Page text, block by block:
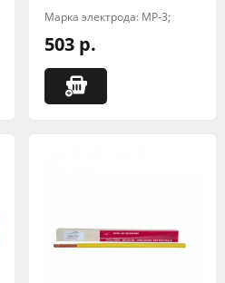
Марка электрода: МР-3;
503 р.